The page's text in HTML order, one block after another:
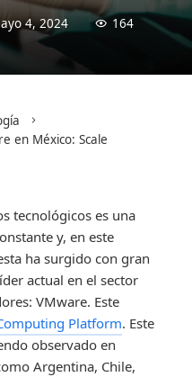
4, 2024 164
en México: Scale
tecnológicos es una
y, en este
ha surgido con gran
actual en el sector
VMware. Este
Platform. Este
observado en
Argentina, Chile,